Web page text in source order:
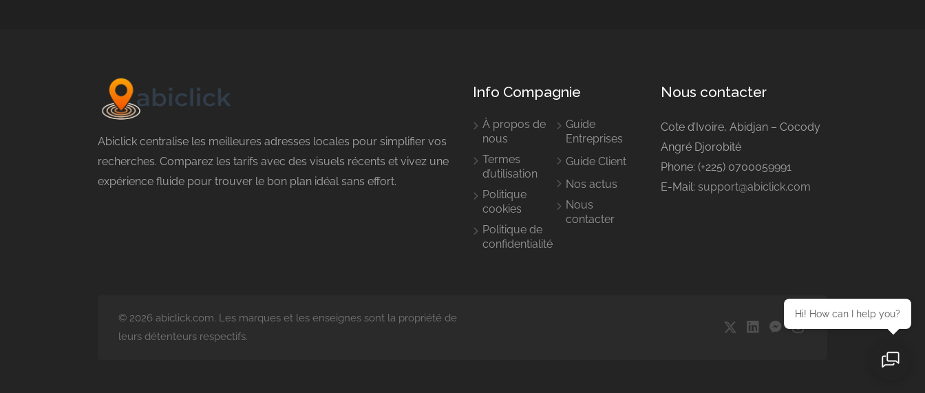
Abiclick centralise les meilleures adresses locales pour simplifier vos
recherches. Comparez les tarifs avec des visuels récents et vivez une
expérience fluide pour trouver le bon plan idéal sans effort.
Info Compagnie
À propos de
nous
Termes
d’utilisation
Politique
cookies
Politique de
confidentialité
Guide
Entreprises
Guide Client
Nos actus
Nous
contacter
Nous contacter
Cote d’Ivoire, Abidjan – Cocody
Angré Djorobité
Phone: (+225) 0700059991
E-Mail: support@abiclick.com
© 2026 abiclick.com. Les marques et les enseignes sont la propriété de
leurs détenteurs respectifs.
Hi! How can I help you?